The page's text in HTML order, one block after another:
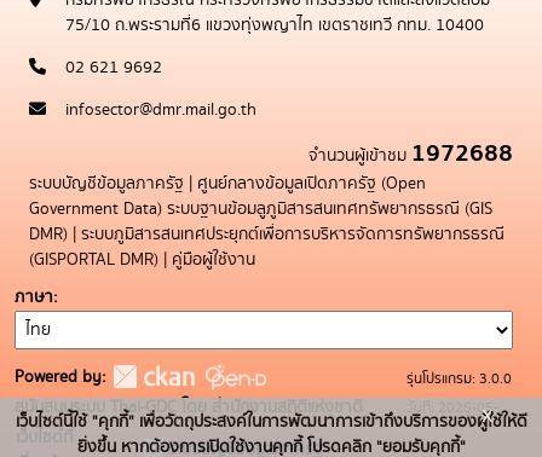
75/10 ถ.พระรามที่6 แขวงทุ่งพญาไท เขตราชเทวี กทม. 10400
02 621 9692
infosector@dmr.mail.go.th
จำนวนผู้เข้าชม 1972688
ระบบบัญชีข้อมูลภาครัฐ | ศูนย์กลางข้อมูลเปิดภาครัฐ (Open
Government Data) ระบบฐานข้อมลูภูมิสารสนเทศทรัพยากรธรณี (GIS
DMR) | ระบบภูมิสารสนเทศประยุกต์เพื่อการบริหารจัดการทรัพยากรธรณี
(GISPORTAL DMR) | คู่มือผู้ใช้งาน
ภาษา
Powered by:
สนับสนุนระบบ Thai-GDC โดย สำนักงานสถิติแห่งชาติ
เว็บไซต์ที่
ระบบบัญชีข้อมูลภาครัฐ
รุ่นโปรแกรม: 3.0.0
วันที่: 2025-05-
19
เว็บไซต์นี้ใช้ "คุกกี้" เพื่อวัตถุประสงค์ในการพัฒนาการเข้าถึงบริการของผู้ใช้ให้ดี
ยิ่งขึ้น หากต้องการเปิดใช้งานคุกกี้ โปรดคลิก "ยอมรับคุกกี้"
x